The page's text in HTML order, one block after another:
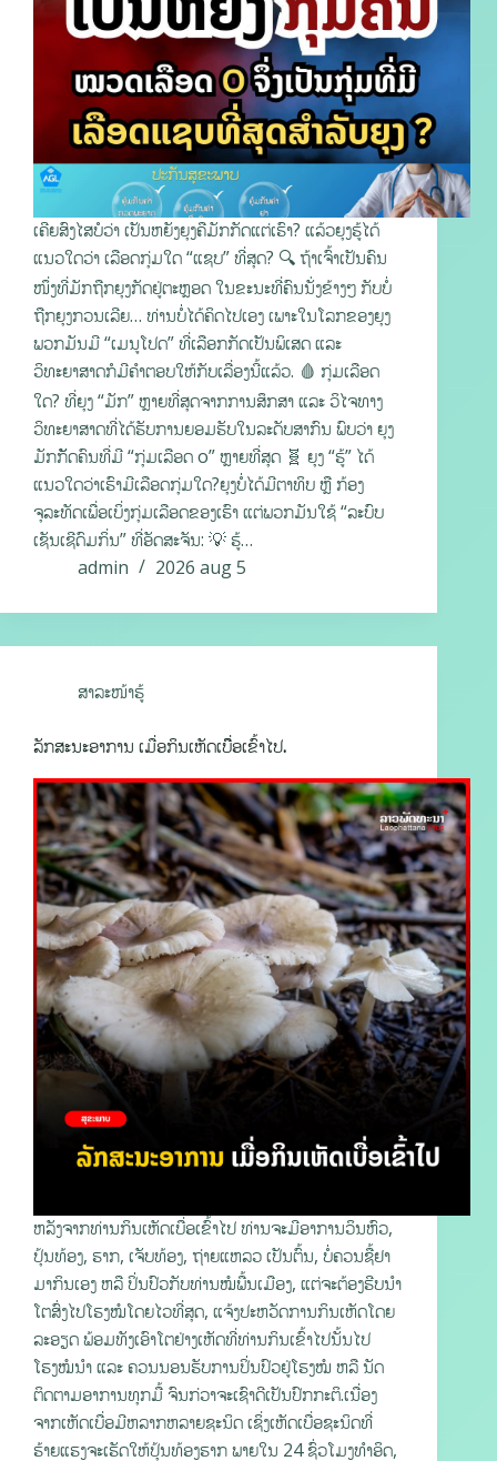
ເຄີຍສົງໄສບໍວ່າ ເປັນຫຍັງຍຸງຄືມັກກັດແຕ່ເຮົາ? ແລ້ວຍຸງຮູ້ໄດ້
ແນວໃດວ່າ ເລືອດກຸ່ມໃດ “ແຊບ” ທີ່ສຸດ? 🔍 ຖ້າເຈົ້າເປັນຄົນ
ໜຶ່ງທີ່ມັກຖືກຍຸງກັດຢູ່ຕະຫຼອດ ໃນຂະນະທີ່ຄົນນັ່ງຂ້າງໆ ກັບບໍ່
ຖືກຍຸງກວນເລີຍ… ທ່ານບໍ່ໄດ້ຄິດໄປເອງ ເພາະໃນໂລກຂອງຍຸງ
ພວກມັນມີ “ເມນູໂປດ” ທີ່ເລືອກກັດເປັນພິເສດ ແລະ
ວິທະຍາສາດກໍມີຄຳຕອບໃຫ້ກັບເລື່ອງນີ້ແລ້ວ. 🩸 ກຸ່ມເລືອດ
ໃດ? ທີ່ຍຸງ “ມັກ” ຫຼາຍທີ່ສຸດຈາກການສຶກສາ ແລະ ວິໄຈທາງ
ວິທະຍາສາດທີ່ໄດ້ຮັບການຍອມຮັບໃນລະດັບສາກົນ ພົບວ່າ ຍຸງ
ມັກກັັດຄົນທີ່ມີ “ກຸ່ມເລືອດ o” ຫຼາຍທີ່ສຸດ 🧬 ຍຸງ “ຮູ້” ໄດ້
ແນວໃດວ່າເຮົາມີເລືອດກຸ່ມໃດ?ຍຸງບໍ່ໄດ້ມີຕາທິບ ຫຼື ກ້ອງ
ຈຸລະທັດເພື່ອເບິ່ງກຸ່ມເລືອດຂອງເຮົາ ແຕ່ພວກມັນໃຊ້ “ລະບົບ
ເຊັນເຊີດົມກິ່ນ” ທີ່ອັດສະຈັນ: 💡 ຮູ້…
admin
2026 aug 5
ສາລະໜ້າຮູ້
ລັກສະນະອາການ ເມື່ອກິນເຫັດເບື່ຶອເຂົ້າໄປ.
ຫລັງຈາກທ່ານກິນເຫັດເບື່ອເຂົ້າໄປ ທ່ານຈະມີອາການວິນຫົວ,
ປຸ້ນທ້ອງ, ຮາກ, ເຈັບທ້ອງ, ຖ່າຍແຫລວ ເປັນຕົ້ນ, ບໍ່ຄວນຊື້ຢາ
ມາກິນເອງ ຫລື ປິ່ນປົວກັບທ່ານໝໍພື້ນເມືອງ, ແຕ່ຈະຕ້ອງຮີບນຳ
ໂຕສົ່ງໄປໂຮງໝໍໂດຍໄວທີ່ສຸດ, ແຈ້ງປະຫວັດການກິນເຫັດໂດຍ
ລະອຽດ ພ້ອມທັງເອົາໂຕຢ່າງເຫັດທີ່ທ່ານກິນເຂົ້າໄປນັ້ນໄປ
ໂຮງໝໍນຳ ແລະ ຄວນນອນຮັບການປິ່ນປົວຢູ່ໂຮງໝໍ ຫລື ນັດ
ຕິດຕາມອາການທຸກມື້ ຈົນກ່ວາຈະເຊົາດີເປັນປົກກະຕິ.ເນື່ອງ
ຈາກເຫັດເບື່ອມີຫລາກຫລາຍຊະນິດ ເຊິ່ງເຫັດເບື່ອຊະນິດທີ່
ຮ້າຍແຮງຈະເຮັດໃຫ້ປຸ້ນທ້ອງຮາກ ພາຍໃນ 24 ຊົ່ວໂມງທຳອິດ,